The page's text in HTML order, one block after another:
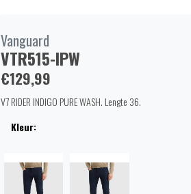
Vanguard
VTR515-IPW
€129,99
V7 RIDER INDIGO PURE WASH. Lengte 36.
Kleur: